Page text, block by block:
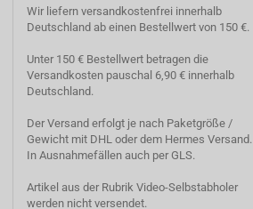
Wir liefern versandkostenfrei innerhalb
Deutschland ab einen Bestellwert von 150 €.
Unter 150 € Bestellwert betragen die
Versandkosten pauschal 6,90 € innerhalb
Deutschland.
Der Versand erfolgt je nach Paketgröße /
Gewicht mit DHL oder dem Hermes Versand.
In Ausnahmefällen auch per GLS.
Artikel aus der Rubrik Video-Selbstabholer
werden nicht versendet.